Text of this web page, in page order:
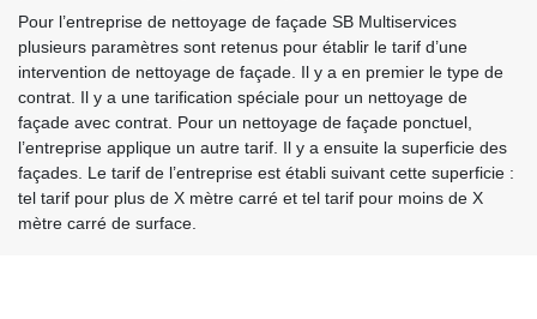
Pour l’entreprise de nettoyage de façade SB Multiservices
plusieurs paramètres sont retenus pour établir le tarif d’une
intervention de nettoyage de façade. Il y a en premier le type de
contrat. Il y a une tarification spéciale pour un nettoyage de
façade avec contrat. Pour un nettoyage de façade ponctuel,
l’entreprise applique un autre tarif. Il y a ensuite la superficie des
façades. Le tarif de l’entreprise est établi suivant cette superficie :
tel tarif pour plus de X mètre carré et tel tarif pour moins de X
mètre carré de surface.